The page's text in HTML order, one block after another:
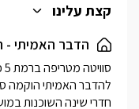
ווילון פנימי לאיטום
ועמדת כיור ובה יחכו
החדרים ממוזגים ובעלי
יציאה אל המרפסת
קצת עלינו
הדבר האמיתי -